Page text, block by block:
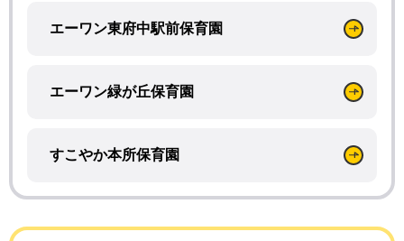
エーワン東府中駅前保育園
エーワン緑が丘保育園
すこやか本所保育園